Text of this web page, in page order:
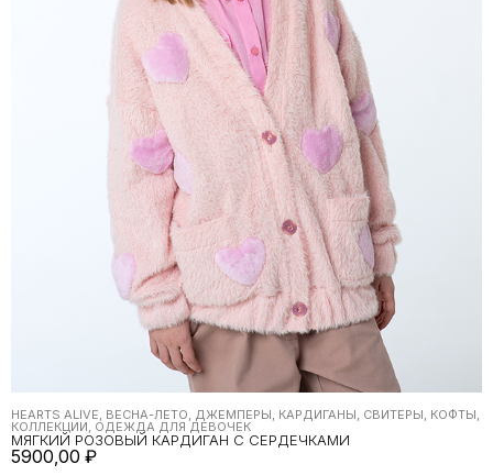
HEARTS ALIVE, ВЕСНА-ЛЕТО, ДЖЕМПЕРЫ, КАРДИГАНЫ, СВИТЕРЫ, КОФТЫ,
КОЛЛЕКЦИИ, ОДЕЖДА ДЛЯ ДЕВОЧЕК
МЯГКИЙ РОЗОВЫЙ КАРДИГАН С СЕРДЕЧКАМИ
5900,00 ₽